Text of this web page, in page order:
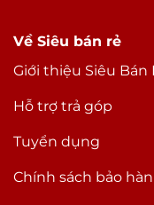
Về Siêu bán rẻ
Giới thiệu Siêu Bán
Hỗ trợ trả góp
Tuyển dụng
Chính sách bảo